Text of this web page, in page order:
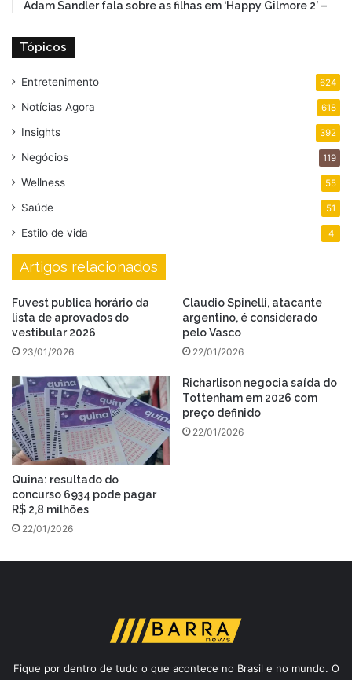
Adam Sandler fala sobre as filhas em ‘Happy Gilmore 2’ –
Tópicos
Entretenimento 624
Notícias Agora 618
Insights 392
Negócios 119
Wellness 55
Saúde 51
Estilo de vida 4
Artigos relacionados
Fuvest publica horário da
lista de aprovados do
vestibular 2026
23/01/2026
Claudio Spinelli, atacante
argentino, é considerado
pelo Vasco
22/01/2026
Quina: resultado do
concurso 6934 pode pagar
R$ 2,8 milhões
22/01/2026
Richarlison negocia saída do
Tottenham em 2026 com
preço definido
22/01/2026
Fique por dentro de tudo o que acontece no Brasil e no mundo. O